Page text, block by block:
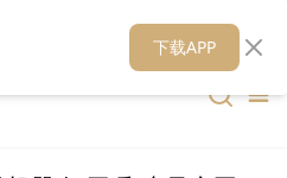
财华媒体矩阵 财华智库
下载APP